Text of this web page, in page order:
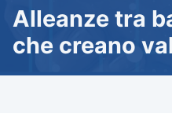
Alleanze tra
che creano